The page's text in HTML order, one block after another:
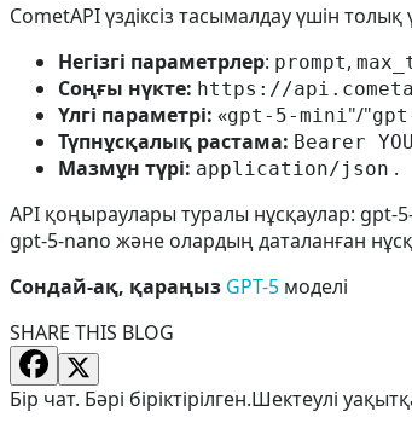
CometAPI үздіксіз тасымалдау үшін толық
Негізгі параметрлер: prompt,
Соңғы нүкте: https://
Үлгі параметрі: «gpt-5-mini"/"
Түпнұсқалық растама: Bearer
Мазмұн түрі: application/json .
API қоңыраулары туралы нұсқаулар:
gpt-5-nano және олардың даталанған
Сондай-ақ, қараңыз GPT-5 моделі
SHARE THIS BLOG
Бір чат. Бәрі біріктірілген.Шектеулі